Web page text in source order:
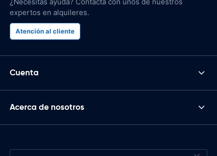
expertos en alquileres.
Atención al cliente
Cuenta
Acerca de nosotros